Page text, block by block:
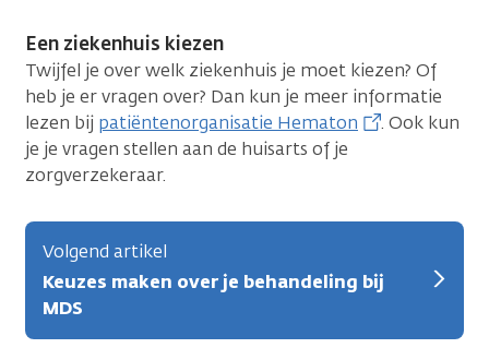
Een ziekenhuis kiezen
Twijfel je over welk ziekenhuis je moet kiezen? Of
heb je er vragen over? Dan kun je meer informatie
lezen bij patiëntenorganisatie Hematon
. Ook kun
je je vragen stellen aan de huisarts of je
zorgverzekeraar.
Volgend artikel
Keuzes maken over je behandeling bij
MDS